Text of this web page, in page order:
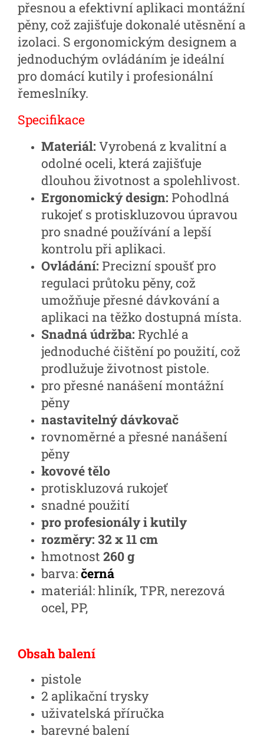
přesnou a efektivní aplikaci montážní
pěny, což zajišťuje dokonalé utěsnění a
izolaci. S ergonomickým designem a
jednoduchým ovládáním je ideální
pro domácí kutily i profesionální
řemeslníky.
Specifikace
Materiál: Vyrobená z kvalitní a
odolné oceli, která zajišťuje
dlouhou životnost a spolehlivost.
Ergonomický design: Pohodlná
rukojeť s protiskluzovou úpravou
pro snadné používání a lepší
kontrolu při aplikaci.
Ovládání: Precizní spoušť pro
regulaci průtoku pěny, což
umožňuje přesné dávkování a
aplikaci na těžko dostupná místa.
Snadná údržba: Rychlé a
jednoduché čištění po použití, což
prodlužuje životnost pistole.
pro přesné nanášení montážní
pěny
nastavitelný dávkovač
rovnoměrné a přesné nanášení
pěny
kovové tělo
protiskluzová rukojeť
snadné použití
pro profesionály i kutily
rozměry: 32 x 11 cm
hmotnost 260 g
barva:černá
materiál: hliník, TPR, nerezová
ocel, PP,
Obsah balení
pistole
2 aplikační trysky
uživatelská příručka
barevné balení